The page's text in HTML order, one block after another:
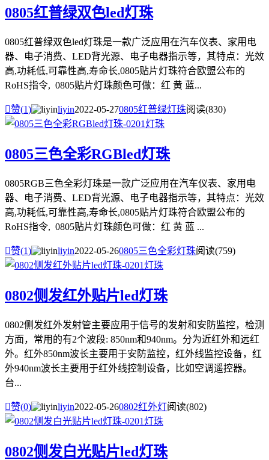
0805红普绿双色led灯珠
0805红普绿双色led灯珠是一款广泛应用在汽车仪表、家用电
器、电子消费、LED背光源、电子电器指示等，其特点：光效
高,功耗低,可靠性高,寿命长,0805贴片灯珠符合欧盟公布的
RoHS指令, 0805贴片灯珠颜色可做：红 黄 蓝...
赞(1) liyin2022-05-270805红普绿灯珠阅读(830)
0805三色全彩RGBled灯珠
0805RGB三色全彩灯珠是一款广泛应用在汽车仪表、家用电
器、电子消费、LED背光源、电子电器指示等，其特点：光效
高,功耗低,可靠性高,寿命长,0805贴片灯珠符合欧盟公布的
RoHS指令, 0805贴片灯珠颜色可做：红 黄 蓝 ...
赞(1) liyin2022-05-260805三色全彩灯珠阅读(759)
0802侧发红外贴片led灯珠
0802侧发红外发射管主要应用于信号的发射和安防监控，检测
方面，常用的有2个波段: 850nm和940nm。分为近红外和远红
外。红外850nm波长主要用于安防监控，红外线监控设备，红
外940nm波长主要用于红外线控制设备，比如空调遥控器。
台...
赞(0) liyin2022-05-260802红外灯阅读(802)
0802侧发白光贴片led灯珠